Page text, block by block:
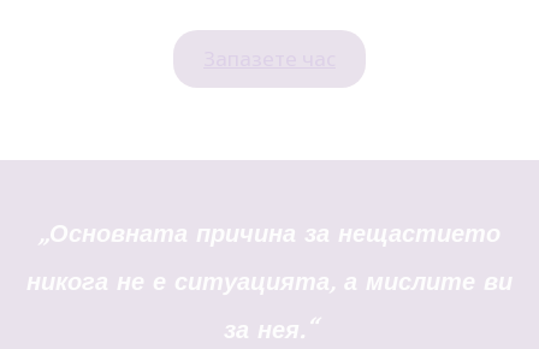
„Основната причина за нещастието
никога не е ситуацията, а мислите ви
за нея.“